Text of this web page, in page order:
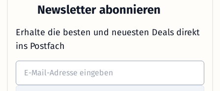
Newsletter abonnieren
Erhalte die besten und neuesten Deals direkt
ins Postfach